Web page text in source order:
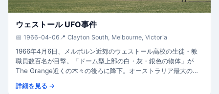
ウェストール UFO事件
📅 1966-04-06 📍 Clayton South, Melbourne, Victoria
1966年4月6日、メルボルン近郊のウェストール高校の生徒・教
職員数百名が目撃。「ドーム型上部の白・灰・銀色の物体」が
The Grange近くの木々の後ろに降下。オーストラリア最大の集
団目撃事件。
詳細を見る →